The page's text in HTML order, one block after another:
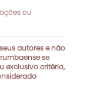
ou
autores e não
se
exclusivo critério,